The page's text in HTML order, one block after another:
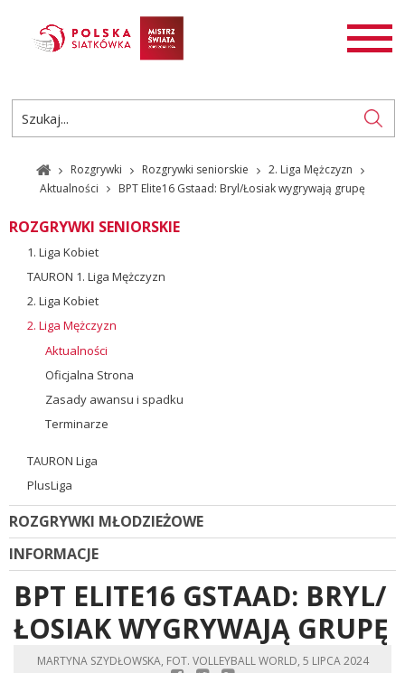
AKTUALNOŚCI
ROZGRYWKI
PL
EN
Rozgrywki Rozgrywki seniorskie
2. Liga Mężczyzn
Aktualności
BPT Elite16 Gstaad: Bryl/Łosiak wygrywają grupę
ROZGRYWKI SENIORSKIE
1. Liga Kobiet
TAURON 1. Liga Mężczyzn
2. Liga Kobiet
2. Liga Mężczyzn
Aktualności
Oficjalna Strona
Zasady awansu i spadku
Terminarze
TAURON Liga
PlusLiga
ROZGRYWKI MŁODZIEŻOWE
INFORMACJE
BPT ELITE16 GSTAAD: BRYL/
ŁOSIAK WYGRYWAJĄ GRUPĘ
MARTYNA SZYDŁOWSKA, FOT. VOLLEYBALL WORLD, 5 LIPCA 2024